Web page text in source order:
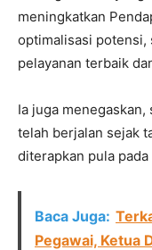
meningkatkan
optimalisasi potensi,
pelayanan terbaik
Ia juga
telah berjalan sejak
diterapkan pula
Baca Juga:
Pegawai, Ketua